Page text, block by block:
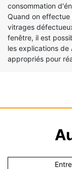
consommation
Quand on
vitrages
fenêtre, il est
les explications de
appropriés pour